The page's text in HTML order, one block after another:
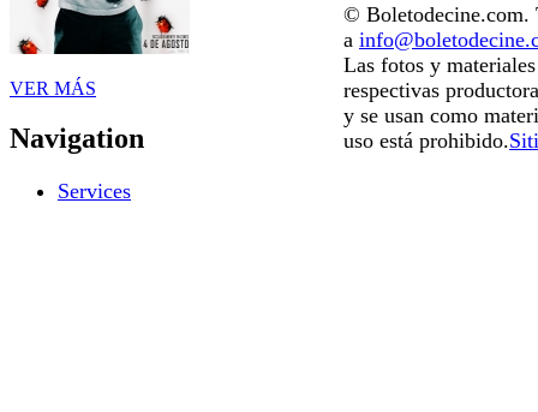
VER MÁS
Navigation
Services
© Boletodecine.com.
a
Las fotos y
respectivas
y se usan como
uso está prohibido.